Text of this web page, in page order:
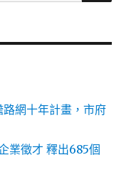
網十年計畫，市府
業徵才 釋出685個